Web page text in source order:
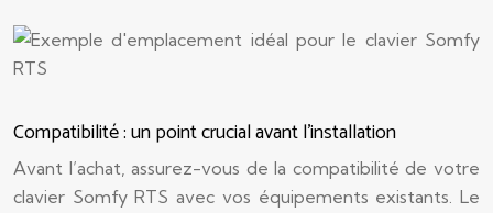
Compatibilité : un point crucial avant l’installation
Avant l’achat, assurez-vous de la compatibilité de votre
clavier Somfy RTS avec vos équipements existants. Le